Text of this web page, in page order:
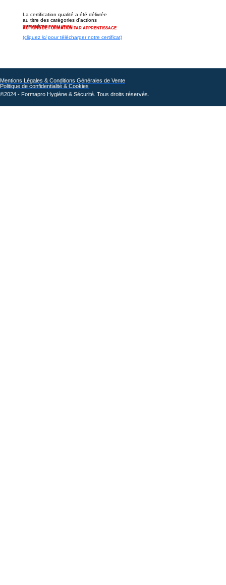
La certification qualité a été délivrée
au titre des catégories d'actions
suivantes :
ACTIONS DE FORMATION
ACTIONS DE FORMATION PAR APPRENTISSAGE
(cliquez icipour télécharger notre certificat)
Mentions Légales & Conditions Générales de Vente
Politique de confidentialité & Cookies
©2024 - Formapro Hygiène & Sécurité. Tous droits réservés.